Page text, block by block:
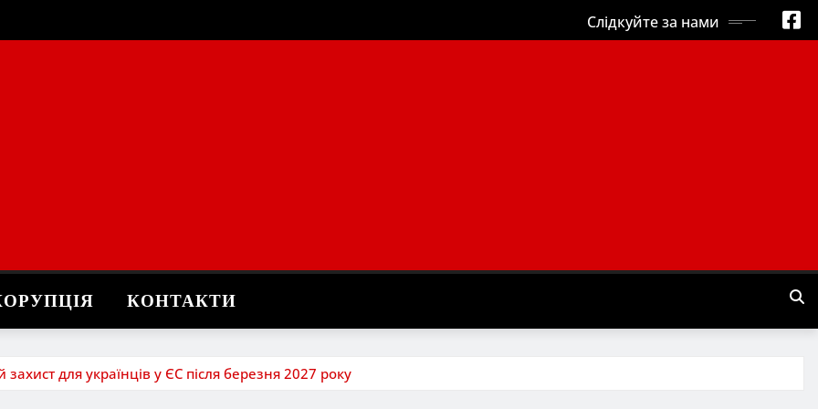
Слідкуйте за нами
КОНТАКТИ
для українців у ЄС після березня 2027 року